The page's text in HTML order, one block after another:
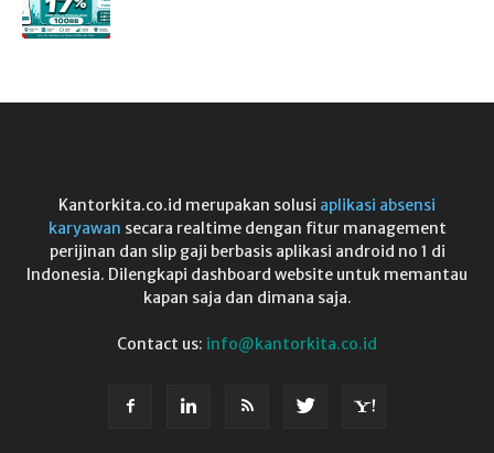
Kantorkita.co.id merupakan solusi aplikasi absensi
karyawan secara realtime dengan fitur management
perijinan dan slip gaji berbasis aplikasi android no 1 di
Indonesia. Dilengkapi dashboard website untuk memantau
kapan saja dan dimana saja.
Contact us: info@kantorkita.co.id